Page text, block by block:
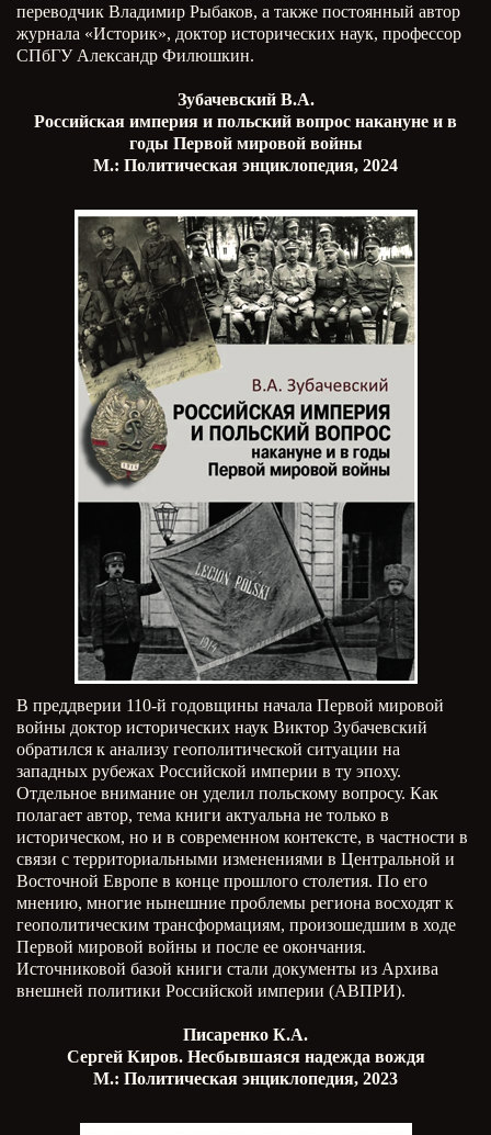
переводчик Владимир Рыбаков, а также постоянный автор
журнала «Историк», доктор исторических наук, профессор
СПбГУ Александр Филюшкин.
Зубачевский В.А.
Российская империя и польский вопрос накануне и в
годы Первой мировой войны
М.: Политическая энциклопедия, 2024
В преддверии 110-й годовщины начала Первой мировой
войны доктор исторических наук Виктор Зубачевский
обратился к анализу геополитической ситуации на
западных рубежах Российской империи в ту эпоху.
Отдельное внимание он уделил польскому вопросу. Как
полагает автор, тема книги актуальна не только в
историческом, но и в современном контексте, в частности в
связи с территориальными изменениями в Центральной и
Восточной Европе в конце прошлого столетия. По его
мнению, многие нынешние проблемы региона восходят к
геополитическим трансформациям, произошедшим в ходе
Первой мировой войны и после ее окончания.
Источниковой базой книги стали документы из Архива
внешней политики Российской империи (АВПРИ).
Писаренко К.А.
Сергей Киров. Несбывшаяся надежда вождя
М.: Политическая энциклопедия, 2023